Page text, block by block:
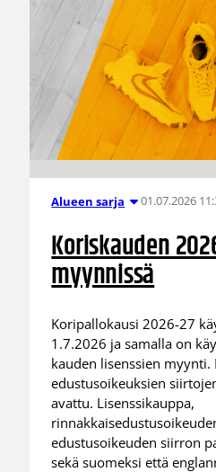
Alueen sarja 01.07.2026
Koriskauden
myynnissä
Koripallokausi 2026-27
1.7.2026 ja samalla on
kauden lisenssien myynti.
edustusoikeuksien
avattu. Lisenssikauppa,
edustusoikeuden siirron
sekä suomeksi että